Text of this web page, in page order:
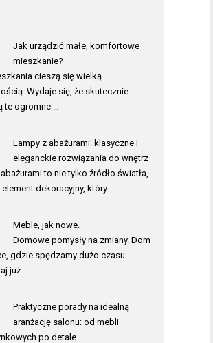
Jak urządzić małe, komfortowe
mieszkanie?
cieszą się wielką
Wydaje się, że skutecznie
te ogromne …
Lampy z abażurami: klasyczne i
eleganckie rozwiązania do wnętrz
to nie tylko źródło światła,
dekoracyjny, który …
Meble, jak nowe.
Domowe pomysły na zmiany. Dom
gdzie spędzamy dużo czasu.
już …
Praktyczne porady na idealną
aranżację salonu: od mebli
po detale